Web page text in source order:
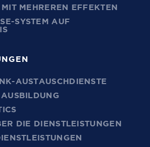
MEHREREN EFFEKTEN
SYSTEM AUF
AUSTAUSCHDIENSTE
DIE DIENSTLEISTUNGEN